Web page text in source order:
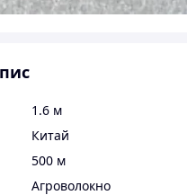
1.6 м
Китай
500 м
Агроволокно